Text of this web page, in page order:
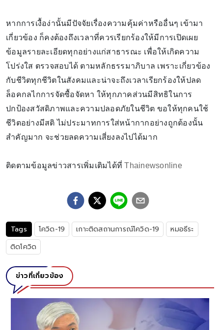
หากการเงื้อง่านั้นมีปัจจัยเรื่องความคุ้มค่าหรืออื่นๆ เข้ามา
เกี่ยวข้อง ก็คงต้องถึงเวลาที่ควรเรียกร้องให้มีการเปิดเผย
ข้อมูลรายละเอียดทุกอย่างแก่สาธารณะ เพื่อให้เกิดความ
โปร่งใส ตรวจสอบได้ ตามหลักธรรมาภิบาล เพราะเกี่ยวข้อง
กับชีวิตทุกชีวิตในสังคมและน่าจะถึงเวลาเรียกร้องให้ปลด
ล็อคกลไกการจัดซื้อจัดหา ให้ทุกภาคส่วนมีสิทธิในการ
ปกป้องสวัสดิภาพและความปลอดภัยในชีวิต ขอให้ทุกคนใช้
ชีวิตอย่างมีสติ ไม่ประมาทการใส่หน้ากากอย่างถูกต้องนั้น
สำคัญมาก จะช่วยลดความเสี่ยงลงไปได้มาก
ติดตามข้อมูลข่าวสารเพิ่มเติมได้ที่Thainewsonline
Tags โควิด-19 เกาะติดสถานการณ์โควิด-19
หมอธีระ
ติดโควิด
ข่าวที่เกี่ยวข้อง